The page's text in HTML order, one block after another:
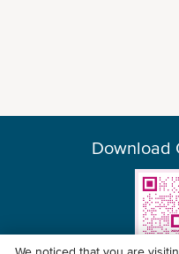
Download